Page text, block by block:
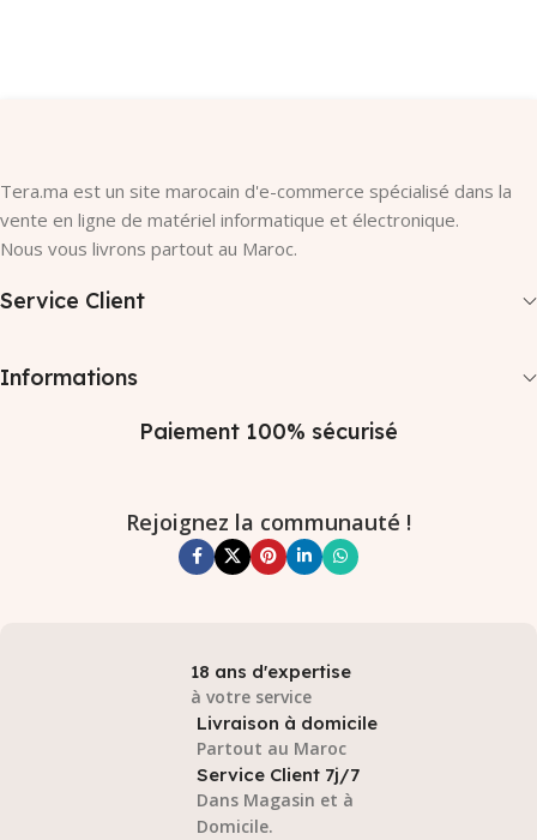
Tera.ma est un site marocain d'e-commerce spécialisé dans la
vente en ligne de matériel informatique et électronique.
Nous vous livrons partout au Maroc.
Service Client
Informations
Paiement 100% sécurisé
Rejoignez la communauté !
18 ans d'expertise
à votre service
Livraison à domicile
Partout au Maroc
Service Client 7j/7
Dans Magasin et à
Domicile.